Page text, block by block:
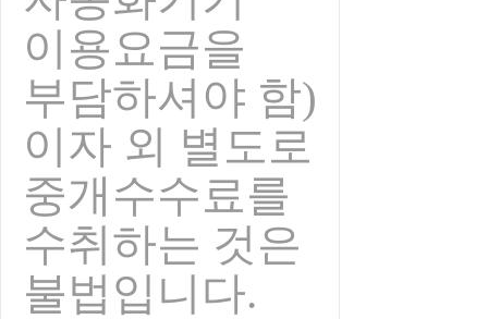
이용요금을
부담하셔야 함)
이자 외 별도로
중개수수료를
수취하는 것은
불법입니다.